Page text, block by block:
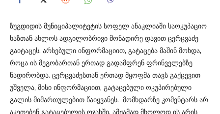
ზუგდიდის მუნიციპალიტეტის სოფელ ანაკლიაში საოკუპაციო
ხაზთან ახლოს ადგილობრივი მონადირე დავით ცერცვაძე
გაიტაცეს. არსებული ინფორმაციით, გატაცება მაშინ მოხდა,
როცა ის მეგობართან ერთად გადამფრენ ფრინველებზე
ნადირობდა. ცერცვაძესთან ერთად მყოფმა თავს გაქცევით
უშველა, მისი ინფორმაციით, გატაცებული ოკუპირებული
გალის მიმართულებით წაიყვანეს. მომხდარზე კომენტარს არ
აკეთებენ გატაცებულის ოჯახში, ამჟამად მხოლოდ ის არის